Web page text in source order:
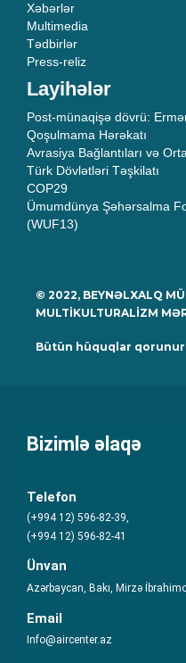
Xəbərlər
Multimedia
Tədbirlər
Press-reliz
Layihələr
Post-münaqişə dövrü:
Qoşulmama Hərəkatı
Avrasiya Bağlantıları və
Türk Dövlətləri Təşkilatı
COP29
Ümumdünya Şəhərsalma
(WUF13)
© 2022, BEYNƏLXALQ
MULTİKULTURALİZM
Bütün hüquqlar
Bizimlə əlaqə
Telefon
(+994 12) 596-82-39,
(+994 12) 596-82-41
Ünvan
Azərbaycan, Bakı, Mirzə
Email
Info@aircenter.az